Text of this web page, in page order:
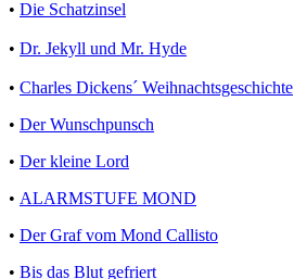
• Die Schatzinsel
• Dr. Jekyll und Mr. Hyde
• Charles Dickens´ Weihnachtsgeschichte
• Der Wunschpunsch
• Der kleine Lord
• ALARMSTUFE MOND
• Der Graf vom Mond Callisto
• Bis das Blut gefriert